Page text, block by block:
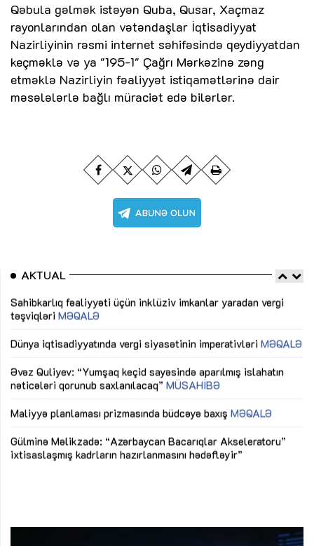
Qəbula gəlmək istəyən Quba, Qusar, Xaçmaz
rayonlarından olan vətəndaşlar İqtisadiyyat
Nazirliyinin rəsmi internet səhifəsində qeydiyyatdan
keçməklə və ya "195-1" Çağrı Mərkəzinə zəng
etməklə Nazirliyin fəaliyyət istiqamətlərinə dair
məsələlərlə bağlı müraciət edə bilərlər.
AKTUAL
Sahibkarlıq fəaliyyəti üçün inklüziv imkanlar yaradan vergi
təşviqləri MƏQALƏ
Dünya iqtisadiyyatında vergi siyasətinin imperativləri MƏQALƏ
Əvəz Quliyev: “Yumşaq keçid sayəsində aparılmış islahatın
nəticələri qorunub saxlanılacaq” MÜSAHİBƏ
Maliyyə planlaması prizmasında büdcəyə baxış MƏQALƏ
Gülminə Məlikzadə: “Azərbaycan Bacarıqlar Akseleratoru”
ixtisaslaşmış kadrların hazırlanmasını hədəfləyir”